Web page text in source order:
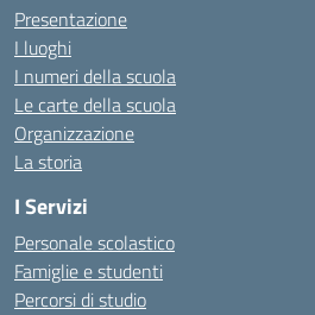
Presentazione
I luoghi
I numeri della scuola
Le carte della scuola
Organizzazione
La storia
I Servizi
Personale scolastico
Famiglie e studenti
Percorsi di studio